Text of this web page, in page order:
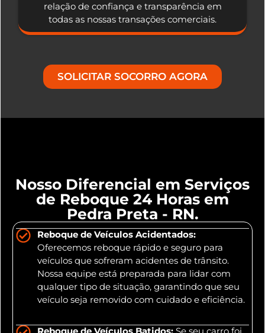
relação de confiança e transparência em
todas as nossas transações comerciais.
SOLICITAR SOCORRO AGORA
Nosso Diferencial em Serviços
de Reboque 24 Horas em
Pedra Preta - RN.
Reboque de Veículos Acidentados:
Oferecemos reboque rápido e seguro para
veículos que sofreram acidentes de trânsito.
Nossa equipe está preparada para lidar com
qualquer tipo de situação, garantindo que seu
veículo seja removido com cuidado e eficiência.